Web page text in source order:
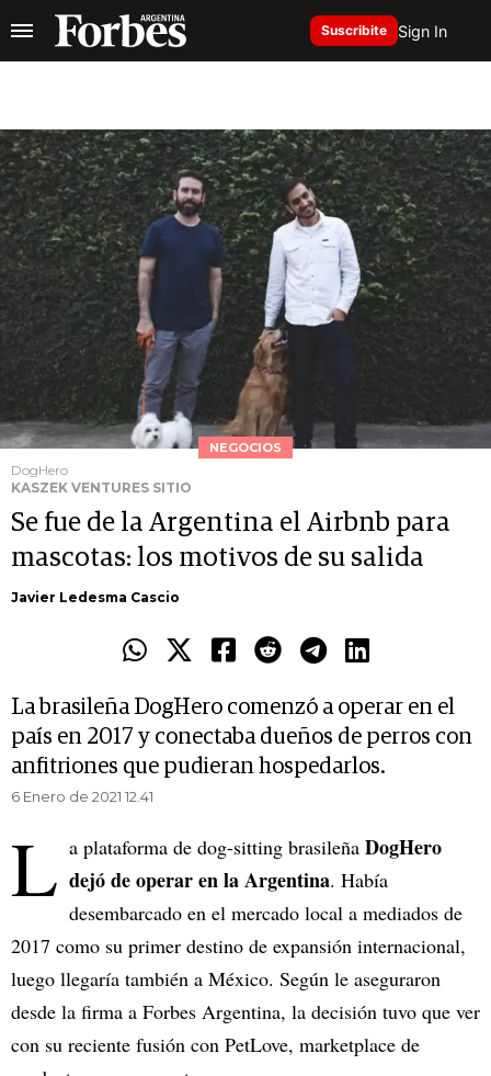
Suscribite Sign In
NEGOCIOS
DogHero
KASZEK VENTURES SITIO
Se fue de la Argentina el Airbnb para
mascotas: los motivos de su salida
Javier Ledesma Cascio
La brasileña DogHero comenzó a operar en el
país en 2017 y conectaba dueños de perros con
anfitriones que pudieran hospedarlos.
6 Enero de 2021 12.41
L a plataforma de dog-sitting brasileña DogHero
dejó de operar en la Argentina. Había
desembarcado en el mercado local a mediados de
2017 como su primer destino de expansión internacional,
luego llegaría también a México. Según le aseguraron
desde la firma a Forbes Argentina, la decisión tuvo que ver
con su reciente fusión con PetLove, marketplace de